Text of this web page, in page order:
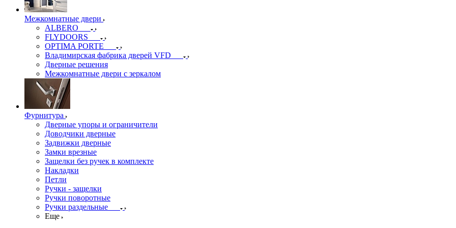
Межкомнатные двери
ALBERO
FLYDOORS
OPTIMA PORTE
Владимирская фабрика дверей VFD
Дверные решения
Межкомнатные двери c зеркалом
Фурнитура
Дверные упоры и ограничители
Доводчики дверные
Задвижки дверные
Замки врезные
Защелки без ручек в комплекте
Накладки
Петли
Ручки - защелки
Ручки поворотные
Ручки раздельные
Еще